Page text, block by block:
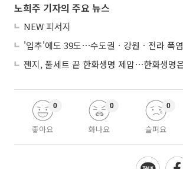
노희주 기자의 주요 뉴스
NEW 피서지
'입추'에도 39도⋯수도권ㆍ강원ㆍ전라 폭염
좋아요
0
화나요
0
슬퍼요
0